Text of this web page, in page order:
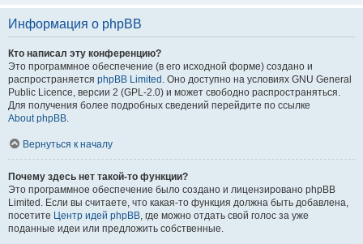
Информация о phpBB
Кто написал эту конференцию?
Это программное обеспечение (в его исходной форме) создано и
распространяется phpBB Limited . Оно доступно на условиях GNU General
Public Licence, версии 2 (GPL-2.0) и может свободно распространяться.
Для получения более подробных сведений перейдите по ссылке
About phpBB.
Вернуться к началу
Почему здесь нет такой-то функции?
Это программное обеспечение было создано и лицензировано phpBB
Limited. Если вы считаете, что какая-то функция должна быть добавлена,
посетите Центр идей phpBB, где можно отдать свой голос за уже
поданные идеи или предложить собственные.